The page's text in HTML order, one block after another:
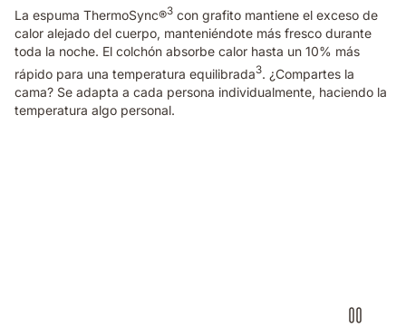
side.
La espuma ThermoSync®3 con grafito mantiene el exceso de
calor alejado del cuerpo, manteniéndote más fresco durante
toda la noche. El colchón absorbe calor hasta un 10% más
rápido para una temperatura equilibrada3. ¿Compartes la
cama? Se adapta a cada persona individualmente, haciendo la
temperatura algo personal.